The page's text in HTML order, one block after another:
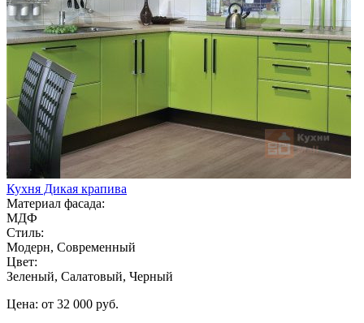
Кухня Дикая крапива
Материал фасада:
МДФ
Стиль:
Модерн, Современный
Цвет:
Зеленый, Салатовый, Черный
Цена: от 32 000 руб.